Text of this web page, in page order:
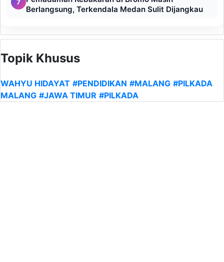
7
Berlangsung, Terkendala Medan Sulit Dijangkau
Topik Khusus
WAHYU HIDAYAT #PENDIDIKAN #MALANG #PILKADA
MALANG #JAWA TIMUR #PILKADA